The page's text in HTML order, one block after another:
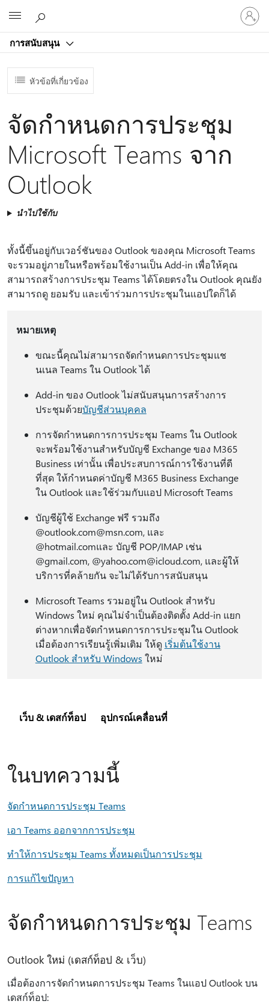
การสนับสนุน
ลงชื่อ
เข้า
บัญชี
หัวข้อที่เกี่ยวข้อง
จัดกําหนดการประชุม
Microsoft Teams จาก
Outlook
นำไปใช้กับ
ทั้งนี้ขึ้นอยู่กับเวอร์ชันของ Outlook ของคุณ Microsoft Teams
จะรวมอยู่ภายในหรือพร้อมใช้งานเป็น Add-in เพื่อให้คุณ
สามารถสร้างการประชุม Teams ได้โดยตรงใน Outlook คุณยัง
สามารถดู ยอมรับ และเข้าร่วมการประชุมในแอปใดก็ได้
หมายเหตุ
ขณะนี้คุณไม่สามารถจัดกําหนดการประชุมแช
นเนล Teams ใน Outlook ได้
Add-in ของ Outlook ไม่สนับสนุนการสร้างการ
ประชุมด้วยบัญชีส่วนบุคคล
การจัดกําหนดการการประชุม Teams ใน Outlook
จะพร้อมใช้งานสําหรับบัญชี Exchange ของ M365
Business เท่านั้น เพื่อประสบการณ์การใช้งานที่ดี
ที่สุด ให้กําหนดค่าบัญชี M365 Business Exchange
ใน Outlook และใช้ร่วมกับแอป Microsoft Teams
บัญชีผู้ใช้ Exchange ฟรี รวมถึง
@outlook.com@msn.com, และ
@hotmail.comและ บัญชี POP/IMAP เช่น
@gmail.com, @yahoo.com@icloud.com, และผู้ให้
บริการที่คล้ายกัน จะไม่ได้รับการสนับสนุน
Microsoft Teams รวมอยู่ใน Outlook สําหรับ
Windows ใหม่ คุณไม่จําเป็นต้องติดตั้ง Add-in แยก
ต่างหากเพื่อจัดกําหนดการการประชุมใน Outlook
เมื่อต้องการเรียนรู้เพิ่มเติม ให้ดู เริ่มต้นใช้งาน
Outlook สําหรับ Windows ใหม่
เว็บ & เดสก์ท็อป อุปกรณ์เคลื่อนที่
ในบทความนี้
จัดกําหนดการประชุม Teams
เอา Teams ออกจากการประชุม
ทําให้การประชุม Teams ทั้งหมดเป็นการประชุม
การแก้ไขปัญหา
จัดกําหนดการประชุม Teams
Outlook ใหม่ (เดสก์ท็อป & เว็บ)
เมื่อต้องการจัดกําหนดการประชุม Teams ในแอป Outlook บน
เดสก์ท็อป: